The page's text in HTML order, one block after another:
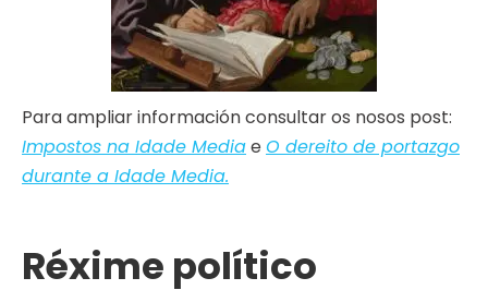
Para ampliar información consultar os nosos post:
Impostos na Idade MediaeO dereito de portazgo
durante a Idade Media.
Réxime político